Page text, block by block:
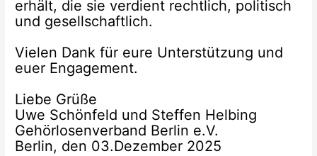
erhält, die sie verdient rechtlich, politisch
und gesellschaftlich.
Vielen Dank für eure Unterstützung und
euer Engagement.
Liebe Grüße
Uwe Schönfeld und Steffen Helbing
Gehörlosenverband Berlin e.V.
Berlin, den 03.Dezember 2025